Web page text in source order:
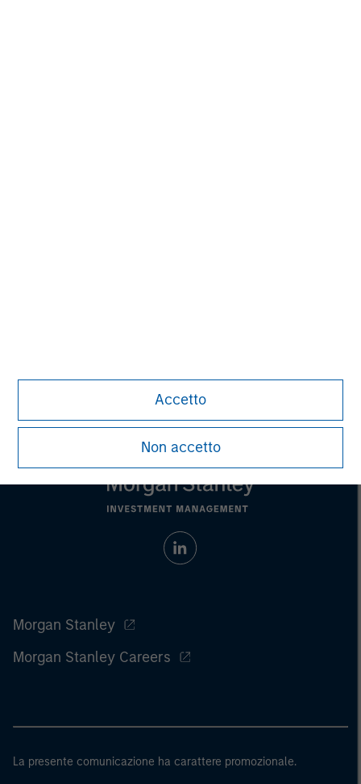
Accetto
Non accetto
Morgan Stanley
Morgan Stanley Careers
La presente comunicazione ha carattere promozionale.